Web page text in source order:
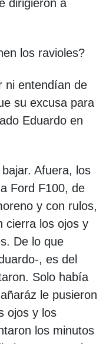
dirigieron a
los ravioles?
ni entendían de
su excusa para
Eduardo en
Afuera, los
Ford F100, de
y con rulos,
cierra los ojos y
De lo que
, es del
Solo había
le pusieron
ojos y los
los minutos